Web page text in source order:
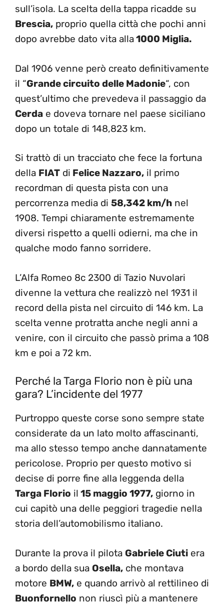
sull’isola. La scelta della tappa ricadde su
Brescia, proprio quella città che pochi anni
dopo avrebbe dato vita alla1000 Miglia.
Dal 1906 venne però creato definitivamente
il “Grande circuito delle Madonie“, con
quest’ultimo che prevedeva il passaggio da
Cerda e doveva tornare nel paese siciliano
dopo un totale di 148,823 km.
Si trattò di un tracciato che fece la fortuna
della FIAT di Felice Nazzaro, il primo
recordman di questa pista con una
percorrenza media di 58,342 km/h nel
1908. Tempi chiaramente estremamente
diversi rispetto a quelli odierni, ma che in
qualche modo fanno sorridere.
L’Alfa Romeo 8c 2300 di Tazio Nuvolari
divenne la vettura che realizzò nel 1931 il
record della pista nel circuito di 146 km. La
scelta venne protratta anche negli anni a
venire, con il circuito che passò prima a 108
km e poi a 72 km.
Perché la Targa Florio non è più una
gara? L’incidente del 1977
Purtroppo queste corse sono sempre state
considerate da un lato molto affascinanti,
ma allo stesso tempo anche dannatamente
pericolose. Proprio per questo motivo si
decise di porre fine alla leggenda della
Targa Florio il 15 maggio 1977, giorno in
cui capitò una delle peggiori tragedie nella
storia dell’automobilismo italiano.
Durante la prova il pilota Gabriele Ciuti era
a bordo della sua Osella, che montava
motore BMW, e quando arrivò al rettilineo di
Buonfornello non riuscì più a mantenere